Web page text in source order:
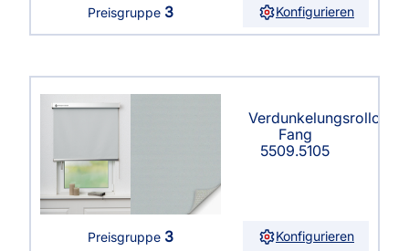
Preisgruppe 3 Konfigurieren
Verdunkelungsrollo
Fang
5509.5105
Preisgruppe 3 Konfigurieren